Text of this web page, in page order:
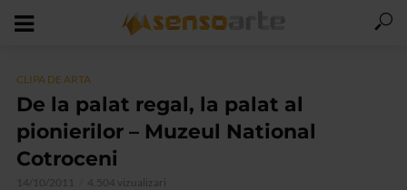
CLIPA DE ARTA
De la palat regal, la palat al
pionierilor – Muzeul National
Cotroceni
14/10/2011 4.504 vizualizari